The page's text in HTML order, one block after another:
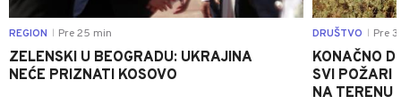
REGION Pre 25 min
ZELENSKI U BEOGRADU: UKRAJINA
NEĆE PRIZNATI KOSOVO
DRUŠTVO Pre
KONAČNO
SVI POŽARI
NA TERENU